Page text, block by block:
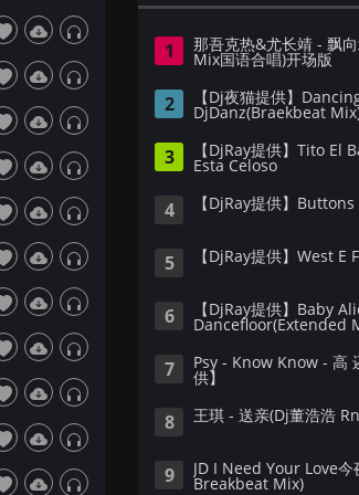
1 那吾克热&尤长靖 - 飘
Mix国语合唱)开场版
2 【Dj夜猫提供】
DjDanz(Braekbeat
3 【DjRay提供】Tito El
Esta Celoso
4 【DjRay提供】
5 【DjRay提供】West E
6 【DjRay提供】Baby
Dancefloor(Extended
7 Psy - Know Know - 高
供】
8 王琪 - 送亲(Dj董浩浩
9 JD I Need Your Love
Breakbeat Mix)